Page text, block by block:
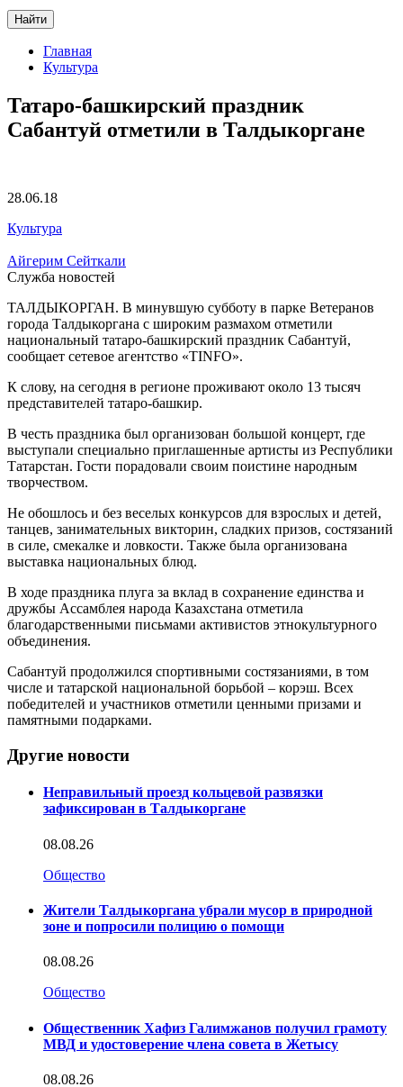
Найти
Главная
Культура
Татаро-башкирский праздник
Сабантуй отметили в Талдыкоргане
28.06.18
Культура
Айгерим Сейткали
Служба новостей
ТАЛДЫКОРГАН. В минувшую субботу в парке Ветеранов
города Талдыкоргана с широким размахом отметили
национальный татаро-башкирский праздник Сабантуй,
сообщает сетевое агентство «TINFO».
К слову, на сегодня в регионе проживают около 13 тысяч
представителей татаро-башкир.
В честь праздника был организован большой концерт, где
выступали специально приглашенные артисты из Республики
Татарстан. Гости порадовали своим поистине народным
творчеством.
Не обошлось и без веселых конкурсов для взрослых и детей,
танцев, занимательных викторин, сладких призов, состязаний
в силе, смекалке и ловкости. Также была организована
выставка национальных блюд.
В ходе праздника плуга за вклад в сохранение единства и
дружбы Ассамблея народа Казахстана отметила
благодарственными письмами активистов этнокультурного
объединения.
Сабантуй продолжился спортивными состязаниями, в том
числе и татарской национальной борьбой – корэш. Всех
победителей и участников отметили ценными призами и
памятными подарками.
Другие новости
Неправильный проезд кольцевой развязки
зафиксирован в Талдыкоргане
08.08.26
Общество
Жители Талдыкоргана убрали мусор в природной
зоне и попросили полицию о помощи
08.08.26
Общество
Общественник Хафиз Галимжанов получил грамоту
МВД и удостоверение члена совета в Жетысу
08.08.26